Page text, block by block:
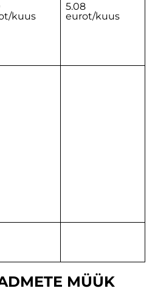
kuus
5.08
eurot/kuus
MÜÜK